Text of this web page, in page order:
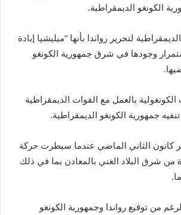
الكونغو الديمقراطية.
لتحرير رواندا بأنها “ميليشيا إبادة
وجودها في شرق جمهورية الكونغو
بالعمل مع القوات الديمقراطية
جمهورية الكونغو الديمقراطية.
كانون الثاني الماضي عندما سيطرت حركة
من شرق البلاد الغني بالمعادن بما في ذلك
من توقيع رواندا وجمهورية الكونغو